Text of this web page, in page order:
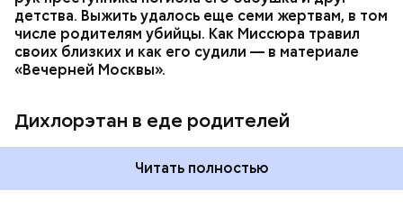
детства. Выжить удалось еще семи жертвам, в том
числе родителям убийцы. Как Миссюра травил
своих близких и как его судили — в материале
«Вечерней Москвы».
Дихлорэтан в еде родителей
Читать полностью